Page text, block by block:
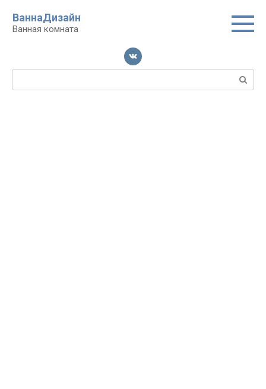
контенту
ВаннаДизайн
Ванная комната
Поиск: